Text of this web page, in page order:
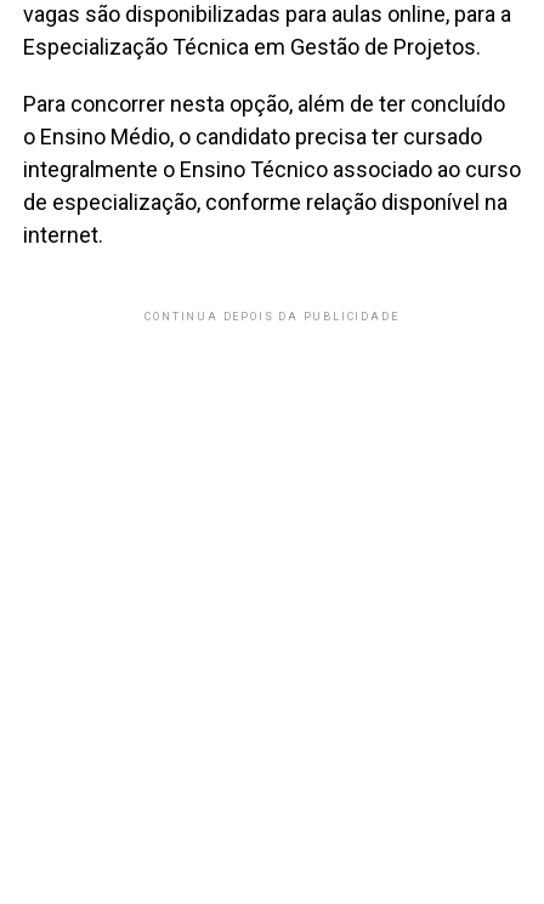
vagas são disponibilizadas para aulas online, para a
Especialização Técnica em Gestão de Projetos.
Para concorrer nesta opção, além de ter concluído
o Ensino Médio, o candidato precisa ter cursado
integralmente o Ensino Técnico associado ao curso
de especialização, conforme relação disponível na
internet.
CONTINUA DEPOIS DA PUBLICIDADE